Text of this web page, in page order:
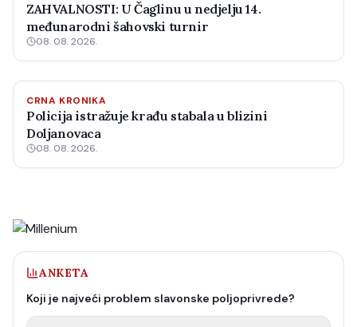
ZAHVALNOSTI: U Čaglinu u nedjelju 14.
međunarodni šahovski turnir
08. 08. 2026.
CRNA KRONIKA
Policija istražuje krađu stabala u blizini
Doljanovaca
08. 08. 2026.
ANKETA
Koji je najveći problem slavonske poljoprivrede?